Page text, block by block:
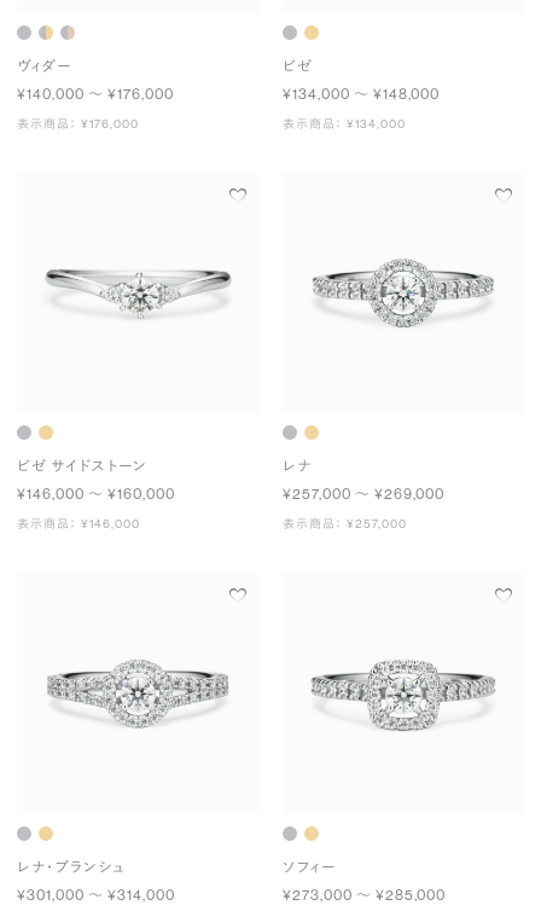
ヴィダー
¥140,000 〜 ¥176,000
表示商品： ¥176,000
ビゼ
¥134,000 〜 ¥148,000
表示商品： ¥134,000
ビゼ サイドストーン
¥146,000 〜 ¥160,000
表示商品： ¥146,000
レナ
¥257,000 〜 ¥269,000
表示商品： ¥257,000
レナ・ブランシュ
¥301,000 〜 ¥314,000
ソフィー
¥273,000 〜 ¥285,000